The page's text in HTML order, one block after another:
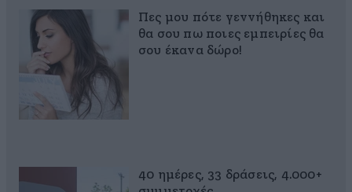
Πες μου πότε γεννήθηκες και
θα σου πω ποιες εμπειρίες θα
σου έκανα δώρο!
40 ημέρες, 33 δράσεις, 4.000+